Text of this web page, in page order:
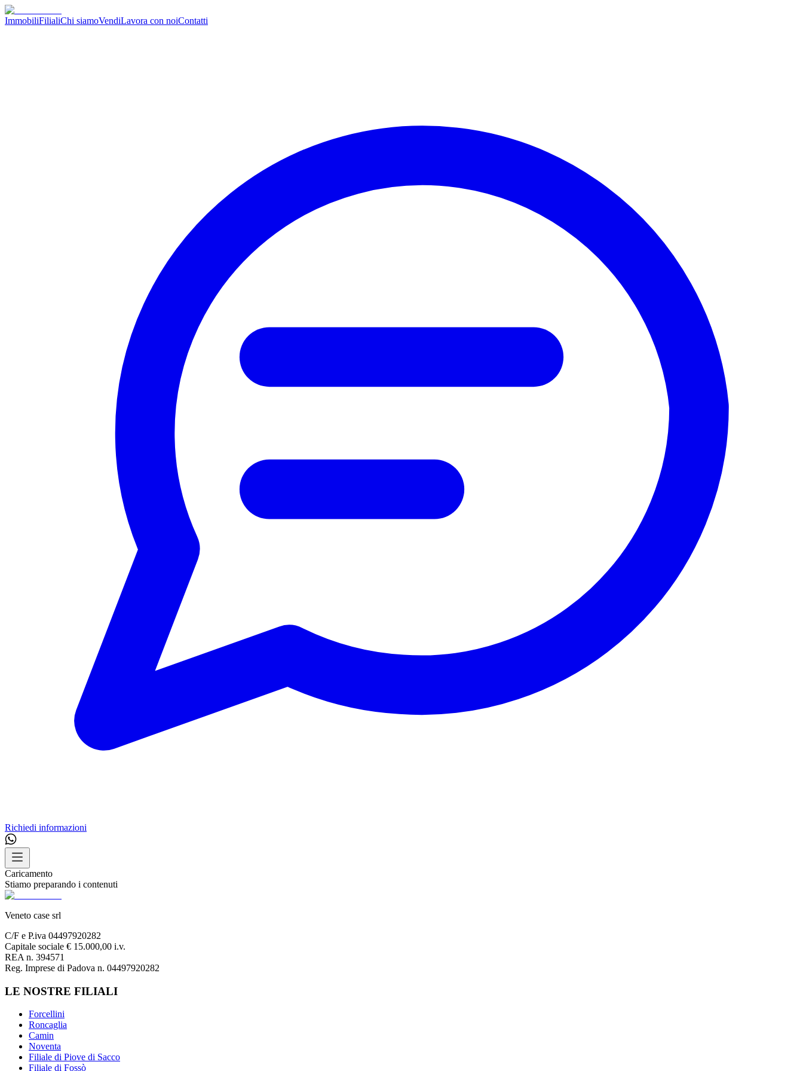
ImmobiliFilialiChi siamoVendiLavora con noiContatti
Richiedi informazioni
Caricamento
Stiamo preparando i contenuti
Veneto case srl
C/F e P.iva 04497920282
Capitale sociale € 15.000,00 i.v.
REA n. 394571
Reg. Imprese di Padova n. 04497920282
LE NOSTRE FILIALI
Forcellini
Roncaglia
Camin
Noventa
Filiale di Piove di Sacco
Filiale di Fossò